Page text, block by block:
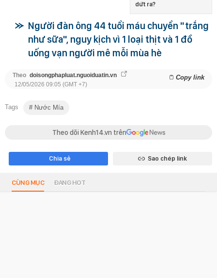
dứt ra?
Người đàn ông 44 tuổi máu chuyển "trắng
như sữa", nguy kịch vì 1 loại thịt và 1 đồ
uống vạn người mê mỗi mùa hè
Theo doisongphapluat.nguoiduatin.vn Copy link
12/05/2026 09:05 (GMT +7)
Tags Nước Mía
Theo dõi Kenh14.vn trên
Chia sẻ Sao chép link
CÙNG MỤC ĐANG HOT